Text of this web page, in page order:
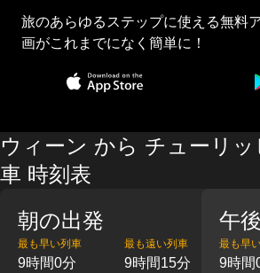
旅のあらゆるステップに使える無料
画がこれまでになく簡単に！
ウィーン から チューリッ
車 時刻表
朝の出発
最も早い列車
9時間0分
最も遠い列車
9時間15分
午
最も早
9時間